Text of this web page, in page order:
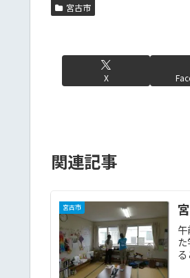
宮古市
X
関連記事
宮古市